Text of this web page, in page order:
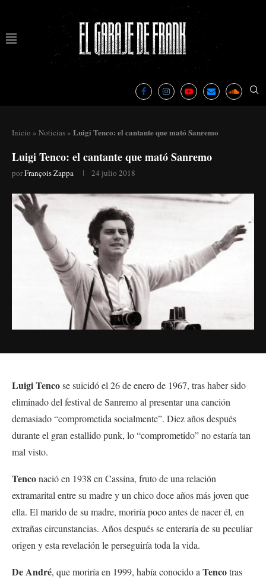
Inicio » Noticias » Luigi Tenco: el cantante que mató Sanremo
Luigi Tenco: el cantante que mató Sanremo
porFrançois Zappa 24 julio 2018
Luigi Tencose suicidó el 26 de enero de 1967, tras haber sido
eliminado del festival de Sanremo al presentar una canción
demasiado “comprometida socialmente”. Diez años después
durante el gran estallido punk, lo “comprometido” no estaría tan
mal visto.
Tenconació en 1938 en Cassina, fruto de una relación
extramarital entre su madre y un chico doce años más joven que
ella. El marido de su madre, moriría poco antes de nacer él, en
extrañas circunstancias. Años después se enteraría de su peculiar
origen y esta revelación le perseguiría toda la vida.
De André, que moriría en 1999, había conocido a Tencotras